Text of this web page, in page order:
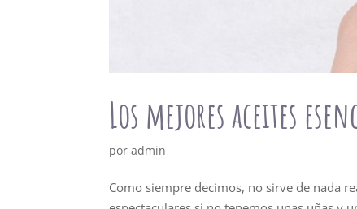
Los mejores aceites
poradmin
Como siempre decimos, no sirve de nada